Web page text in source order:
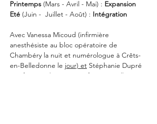
Printemps (Mars - Avril - Mai) : Expansion
Eté (Juin -  Juillet - Août) : Intégration
Avec Vanessa Micoud (infirmière
anesthésiste au bloc opératoire de
Chambéry la nuit et numérologue à Crêts-
en-Belledonne le jour) et Stéphanie Dupré
(professeur de yoga certifiée yoga alliance